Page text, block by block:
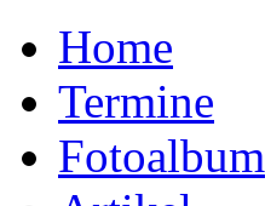
Home
Termine
Fotoalbum